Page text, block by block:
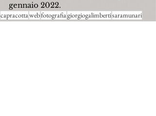
gennaio 2022.
capracottawebfotografiagiorgiogalimbertisaramunari